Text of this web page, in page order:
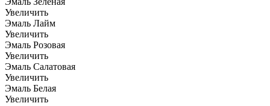
Увеличить
Эмаль Лайм
Увеличить
Эмаль Розовая
Увеличить
Эмаль Салатовая
Увеличить
Эмаль Белая
Увеличить